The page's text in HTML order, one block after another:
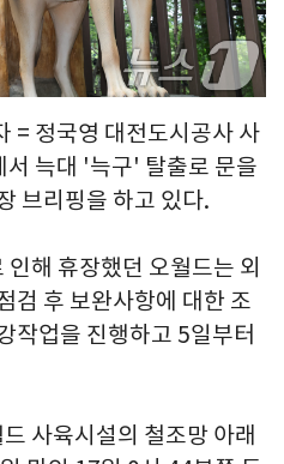
= 정국영 대전도시공사 사
늑대 '늑구' 탈출로 문을
브리핑을 하고 있다.
해 휴장했던 오월드는 외
검 후 보완사항에 대한 조
작업을 진행하고 5일부터
사육시설의 철조망 아래